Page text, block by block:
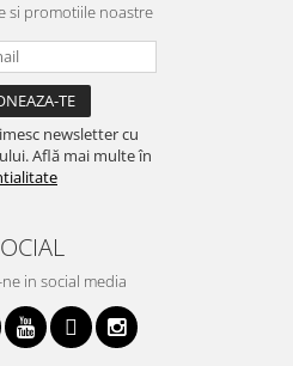
si promotiile noastre
newsletter cu
Află mai multe în
in social media